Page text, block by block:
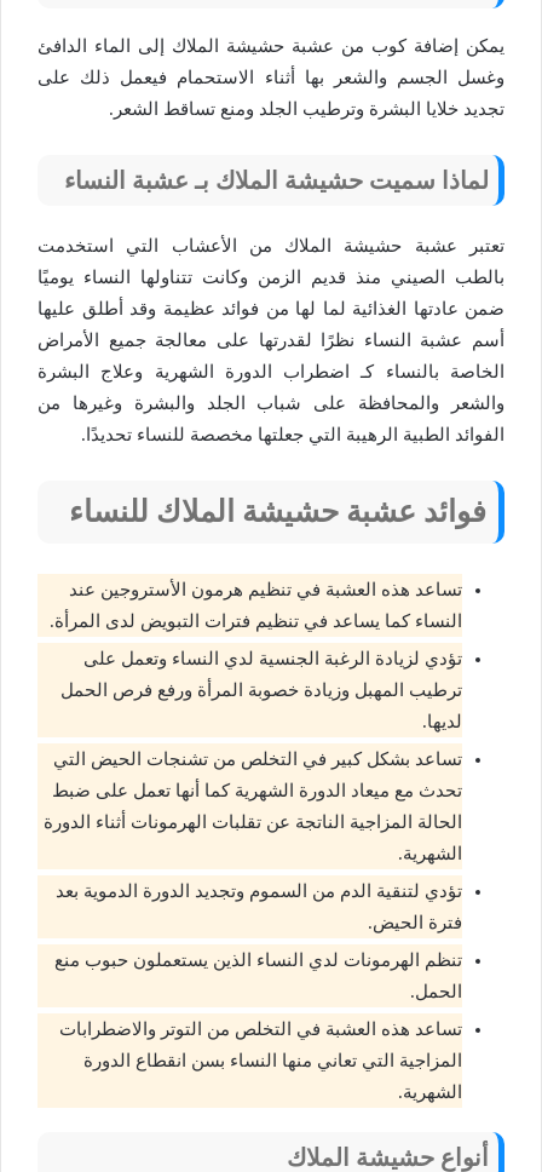
يمكن إضافة كوب من عشبة حشيشة الملاك إلى الماء الدافئ
وغسل الجسم والشعر بها أثناء الاستحمام فيعمل ذلك على
تجديد خلايا البشرة وترطيب الجلد ومنع تساقط الشعر.
لماذا سميت حشيشة الملاك بـ عشبة النساء
تعتبر عشبة حشيشة الملاك من الأعشاب التي استخدمت
بالطب الصيني منذ قديم الزمن وكانت تتناولها النساء يوميًا
ضمن عادتها الغذائية لما لها من فوائد عظيمة وقد أطلق عليها
أسم عشبة النساء نظرًا لقدرتها على معالجة جميع الأمراض
الخاصة بالنساء كـ اضطراب الدورة الشهرية وعلاج البشرة
والشعر والمحافظة على شباب الجلد والبشرة وغيرها من
الفوائد الطبية الرهيبة التي جعلتها مخصصة للنساء تحديدًا.
فوائد عشبة حشيشة الملاك للنساء
تساعد هذه العشبة في تنظيم هرمون الأستروجين عند
النساء كما يساعد في تنظيم فترات التبويض لدى المرأة.
تؤدي لزيادة الرغبة الجنسية لدي النساء وتعمل على
ترطيب المهبل وزيادة خصوبة المرأة ورفع فرص الحمل
لديها.
تساعد بشكل كبير في التخلص من تشنجات الحيض التي
تحدث مع ميعاد الدورة الشهرية كما أنها تعمل على ضبط
الحالة المزاجية الناتجة عن تقلبات الهرمونات أثناء الدورة
الشهرية.
تؤدي لتنقية الدم من السموم وتجديد الدورة الدموية بعد
فترة الحيض.
تنظم الهرمونات لدي النساء الذين يستعملون حبوب منع
الحمل.
تساعد هذه العشبة في التخلص من التوتر والاضطرابات
المزاجية التي تعاني منها النساء بسن انقطاع الدورة
الشهرية.
أنواع حشيشة الملاك